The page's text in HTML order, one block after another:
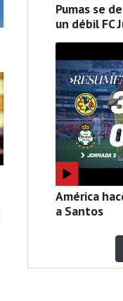
Pumas se
un débil FC
América
a Santos